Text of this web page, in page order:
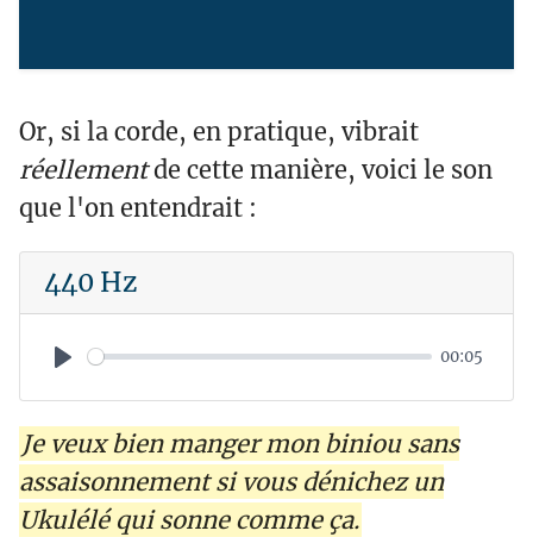
Or, si la corde, en pratique, vibrait
réellementde cette manière, voici le son
que l'on entendrait :
440 Hz
l
a
y
00:05
Je veux bien manger mon biniou sans
assaisonnement si vous dénichez un
Ukulélé qui sonne comme ça.